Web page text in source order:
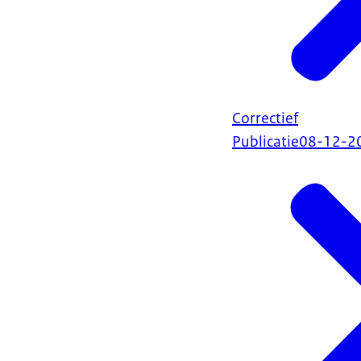
Correctief
Publicatie08-12-